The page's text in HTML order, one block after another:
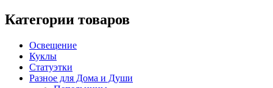
Категории товаров
Освещение
Куклы
Статуэтки
Разное для Дома и Души